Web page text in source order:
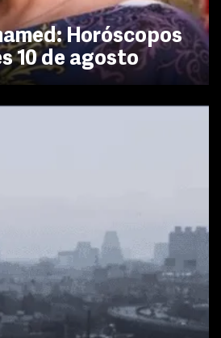
Horóscopos
10 de agosto